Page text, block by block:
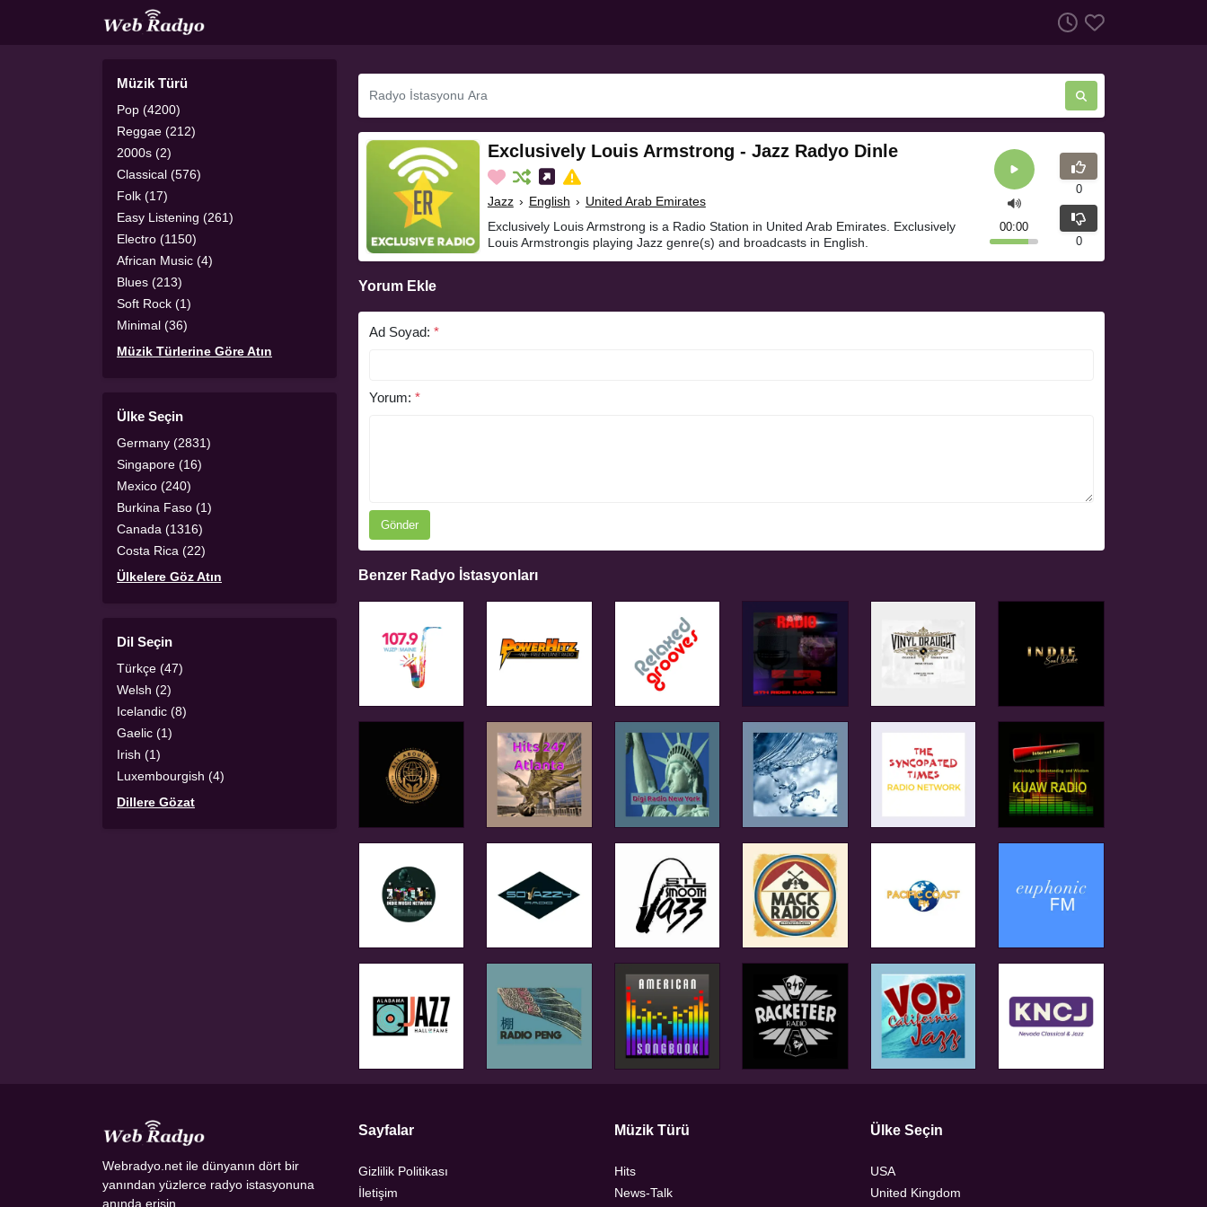
Müzik Türü
Pop (4200)
Reggae (212)
2000s (2)
Classical (576)
Folk (17)
Easy Listening (261)
Electro (1150)
African Music (4)
Blues (213)
Soft Rock (1)
Minimal (36)
Müzik Türlerine Göre Atın
Ülke Seçin
Germany (2831)
Singapore (16)
Mexico (240)
Burkina Faso (1)
Canada (1316)
Costa Rica (22)
Ülkelere Göz Atın
Dil Seçin
Türkçe (47)
Welsh (2)
Icelandic (8)
Gaelic (1)
Irish (1)
Luxembourgish (4)
Dillere Gözat
Exclusively Louis Armstrong - Jazz Radyo Dinle
Jazz › English › United Arab Emirates
Exclusively Louis Armstrong is a Radio Station in United Arab Emirates. Exclusively
Louis Armstrongis playing Jazz genre(s) and broadcasts in English.
00:00
0
0
Yorum Ekle
Ad Soyad: *
Yorum: *
Gönder
Benzer Radyo İstasyonları
Webradyo.net ile dünyanın dört bir
yanından yüzlerce radyo istasyonuna
anında erişin.
Sayfalar
Gizlilik Politikası
İletişim
Müzik Türü
Hits
News-Talk
Ülke Seçin
USA
United Kingdom